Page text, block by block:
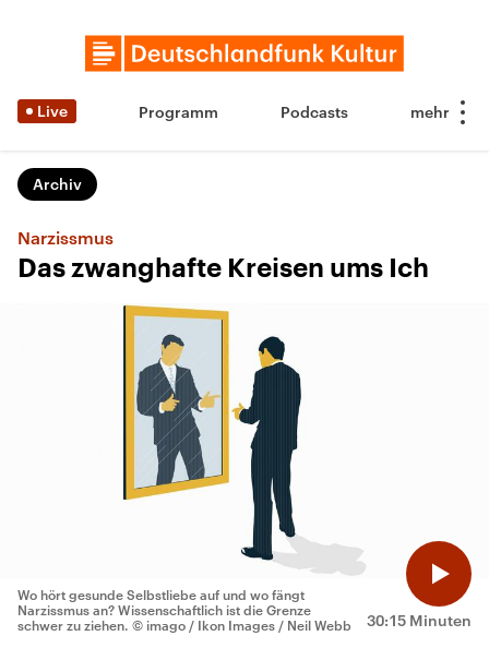
Live Programm Podcasts
Archiv
Narzissmus
Das zwanghafte Kreisen ums Ich
30:15 Minuten
Wo hört gesunde Selbstliebe auf und wo fängt
Narzissmus an? Wissenschaftlich ist die Grenze
schwer zu ziehen. © imago / Ikon Images / Neil Webb